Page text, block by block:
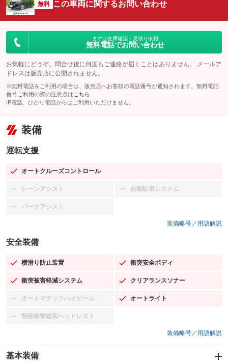
無料 この車両に関するお問い合わせ
まずは在庫確認・見積り依頼
無料電話でお問い合わせ
お気軽にどうぞ。問合せ後に何度もご連絡が届くことはありません。 メールア
ドレスは販売店に公開されません。
※無料電話をご利用の場合は、販売店へお客様の電話番号が通知されます。無料電話
番号ご利用の際の注意点は こちら
IP電話、ひかり電話からはご利用いただけません。
装備
運転支援
オートクルーズコントロール
：装備あり
レーンアシスト
：装備なし 自動駐車システム
：装備なし
パークアシスト
：装備なし
装備略号／用語解説
安全装備
横滑り防止装置
：装備あり 衝突安全ボディ
：装備あり
衝突被害軽減システム
：装備あり クリアランスソナー
：装備あり
オートマチックハイビーム
：装備なし オートライト
：装備あり
頸部衝撃緩和ヘッドレスト
：装備なし
装備略号／用語解説
基本装備